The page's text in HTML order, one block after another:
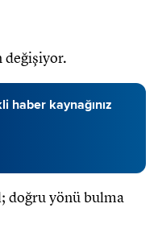
değişiyor.
haber kaynağınız
doğru yönü bulma